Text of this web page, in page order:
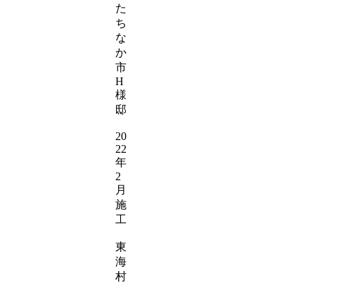
た
ち
な
か
市
H
様
邸
20
22
年
2
月
施
工
東
海
村